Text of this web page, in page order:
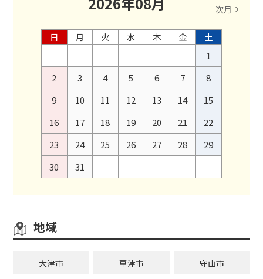
次月
日 月 火 水 木 金
土
1
2
3 4 5 6 7
8
9
10 11 12 13 14
15
16
17 18 19 20 21
22
23
24 25 26 27 28
29
30
31
地域
大津市 草津市 守山市